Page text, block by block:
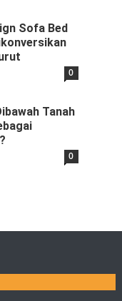
Sofa Bed
0
Tanah
0